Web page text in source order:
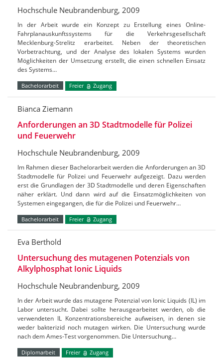
Hochschule Neubrandenburg, 2009
In der Arbeit wurde ein Konzept zu Erstellung eines Online-
Fahrplanauskunftssystems für die Verkehrsgesellschaft
Mecklenburg-Strelitz erarbeitet. Neben der theoretischen
Vorbetrachtung, und der Analyse des lokalen Systems wurden
Möglichkeiten der Umsetzung erstellt, die einen schnellen Einsatz
des Systems…
Bachelorarbeit Freier Zugang
Bianca Ziemann
Anforderungen an 3D Stadtmodelle für Polizei
und Feuerwehr
Hochschule Neubrandenburg, 2009
Im Rahmen dieser Bachelorarbeit werden die Anforderungen an 3D
Stadtmodelle für Polizei und Feuerwehr aufgezeigt. Dazu werden
erst die Grundlagen der 3D Stadtmodelle und deren Eigenschaften
näher erklärt. Und dann wird auf die Einsatzmöglichkeiten von
Systemen eingegangen, die für die Polizei und Feuerwehr…
Bachelorarbeit Freier Zugang
Eva Berthold
Untersuchung des mutagenen Potenzials von
Alkylphosphat Ionic Liquids
Hochschule Neubrandenburg, 2009
In der Arbeit wurde das mutagene Potenzial von Ionic Liquids (IL) im
Labor untersucht. Dabei sollte herausgearbeitet werden, ob die
verwendeten IL Konzentrationsbereiche aufweisen, in denen sie
weder bakterizid noch mutagen wirken. Die Untersuchung wurde
nach dem Ames-Test vorgenommen. Die Untersuchung…
Diplomarbeit Freier Zugang